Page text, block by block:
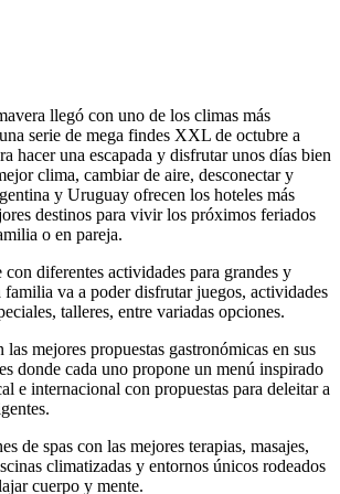
llegó con uno de los climas más
serie de mega findes XXL de octubre a
hacer una escapada y disfrutar unos días bien
clima, cambiar de aire, desconectar y
y Uruguay ofrecen los hoteles más
destinos para vivir los próximos feriados
o en pareja.
con diferentes actividades para grandes y
va a poder disfrutar juegos, actividades
talleres, entre variadas opciones.
las mejores propuestas gastronómicas en sus
donde cada uno propone un menú inspirado
e internacional con propuestas para deleitar a
de spas con las mejores terapias, masajes,
climatizadas y entornos únicos rodeados
cuerpo y mente.